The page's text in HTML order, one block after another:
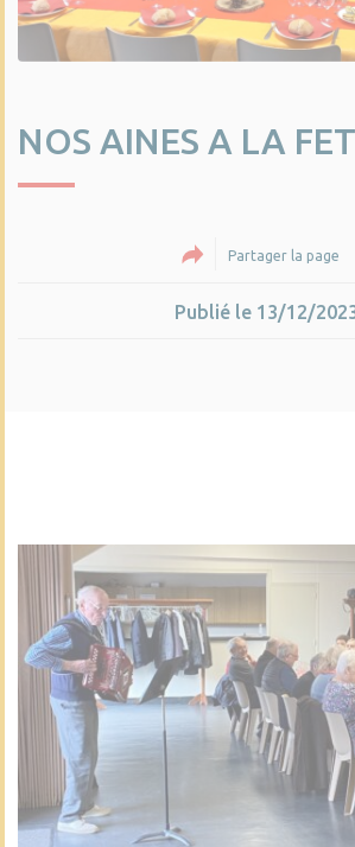
NOS AINES A LA
Partager la page
Publié le 13/12/